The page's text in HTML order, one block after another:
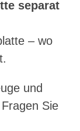
separat
– wo
und
Sie